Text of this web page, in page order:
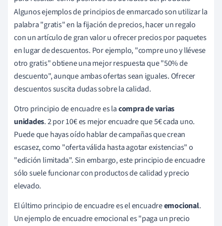
Algunos ejemplos de principios de enmarcado son utilizar la
palabra "gratis" en la fijación de precios, hacer un regalo
con un artículo de gran valor u ofrecer precios por paquetes
en lugar de descuentos. Por ejemplo, "compre uno y llévese
otro gratis" obtiene una mejor respuesta que "50% de
descuento", aunque ambas ofertas sean iguales. Ofrecer
descuentos suscita dudas sobre la calidad.
Otro principio de encuadre es lacompra de varias
unidades. 2 por 10€ es mejor encuadre que 5€ cada uno.
Puede que hayas oído hablar de campañas que crean
escasez, como "oferta válida hasta agotar existencias" o
"edición limitada". Sin embargo, este principio de encuadre
sólo suele funcionar con productos de calidad y precio
elevado.
El último principio de encuadre es el encuadreemocional.
Un ejemplo de encuadre emocional es "paga un precio